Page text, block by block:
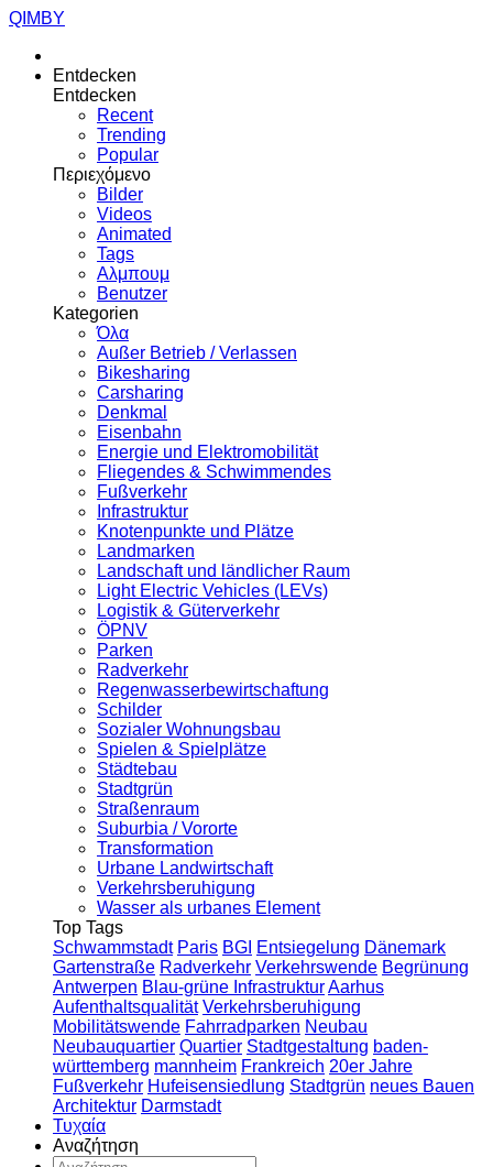
QIMBY
Entdecken
Entdecken
Recent
Trending
Popular
Περιεχόμενο
Bilder
Videos
Animated
Tags
Αλμπουμ
Benutzer
Kategorien
Όλα
Außer Betrieb / Verlassen
Bikesharing
Carsharing
Denkmal
Eisenbahn
Energie und Elektromobilität
Fliegendes & Schwimmendes
Fußverkehr
Infrastruktur
Knotenpunkte und Plätze
Landmarken
Landschaft und ländlicher Raum
Light Electric Vehicles (LEVs)
Logistik & Güterverkehr
ÖPNV
Parken
Radverkehr
Regenwasserbewirtschaftung
Schilder
Sozialer Wohnungsbau
Spielen & Spielplätze
Städtebau
Stadtgrün
Straßenraum
Suburbia / Vororte
Transformation
Urbane Landwirtschaft
Verkehrsberuhigung
Wasser als urbanes Element
Top Tags
Schwammstadt Paris BGI Entsiegelung Dänemark
Gartenstraße Radverkehr Verkehrswende Begrünung
Antwerpen Blau-grüne InfrastrukturAarhus
Aufenthaltsqualität Verkehrsberuhigung
Mobilitätswende Fahrradparken Neubau
Neubauquartier Quartier Stadtgestaltung baden-
württemberg mannheim Frankreich 20er Jahre
Fußverkehr Hufeisensiedlung Stadtgrün neues Bauen
Architektur Darmstadt
Τυχαία
Αναζήτηση